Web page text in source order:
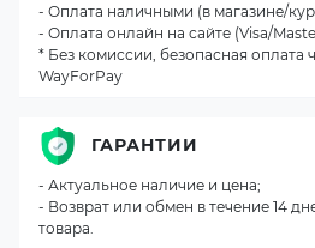
- Оплата наличными (в магазине/
- Оплата онлайн на сайте (Visa/
* Без комиссии, безопасная оплата
WayForPay
ГАРАНТИИ
- Актуальное наличие и цена;
- Возврат или обмен в течение 14
товара.